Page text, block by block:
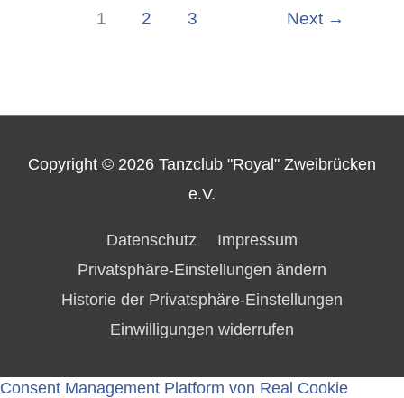
1 2 3 Next →
Copyright © 2026 Tanzclub "Royal" Zweibrücken
e.V.
Datenschutz
Impressum
Privatsphäre-Einstellungen ändern
Historie der Privatsphäre-Einstellungen
Einwilligungen widerrufen
Consent Management Platform von Real Cookie